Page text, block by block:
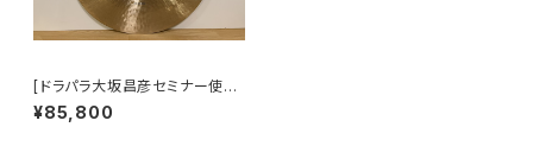
[ドラパラ大坂昌彦セミナー使用]
Zildjian 20" K CONSTANTI
NOPLE BOUNCE RIDE
¥85,800